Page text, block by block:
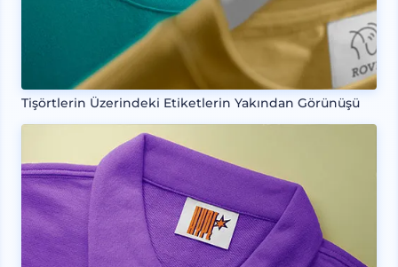
Tişörtlerin Üzerindeki Etiketlerin Yakından Görünüşü